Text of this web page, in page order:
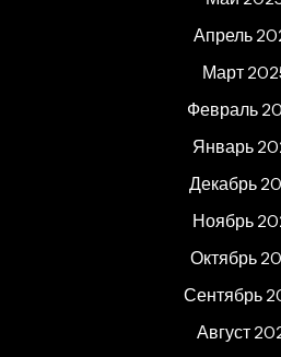
Апрель
Март
Февраль
Январь
Декабрь
Ноябрь
Октябрь
Сентябрь
Август